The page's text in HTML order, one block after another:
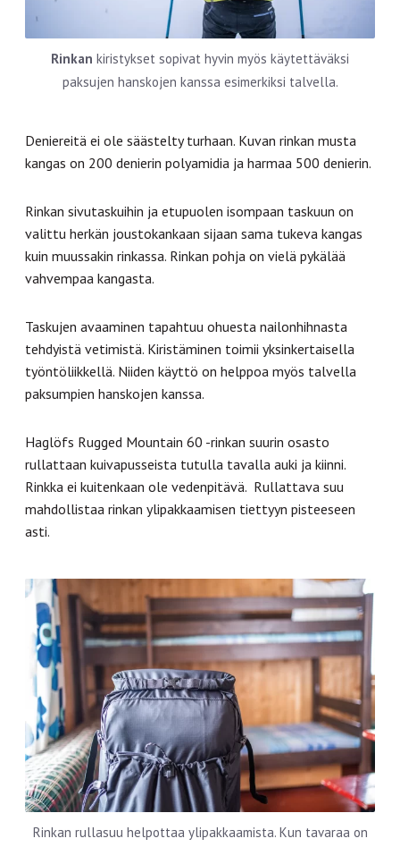
Rinkan kiristykset sopivat hyvin myös käytettäväksi
paksujen hanskojen kanssa esimerkiksi talvella.
Deniereitä ei ole säästelty turhaan. Kuvan rinkan musta
kangas on 200 denierin polyamidia ja harmaa 500 denierin.
Rinkan sivutaskuihin ja etupuolen isompaan taskuun on
valittu herkän joustokankaan sijaan sama tukeva kangas
kuin muussakin rinkassa. Rinkan pohja on vielä pykälää
vahvempaa kangasta.
Taskujen avaaminen tapahtuu ohuesta nailonhihnasta
tehdyistä vetimistä. Kiristäminen toimii yksinkertaisella
työntöliikkellä. Niiden käyttö on helppoa myös talvella
paksumpien hanskojen kanssa.
Haglöfs Rugged Mountain 60 -rinkan suurin osasto
rullattaan kuivapusseista tutulla tavalla auki ja kiinni.
Rinkka ei kuitenkaan ole vedenpitävä. Rullattava suu
mahdollistaa rinkan ylipakkaamisen tiettyyn pisteeseen
asti.
Rinkan rullasuu helpottaa ylipakkaamista. Kun tavaraa on